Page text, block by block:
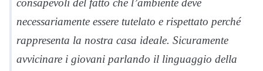
consapevoli del fatto che l’ambiente deve
necessariamente essere tutelato e rispettato perché
rappresenta la nostra casa ideale. Sicuramente
avvicinare i giovani parlando il linguaggio della